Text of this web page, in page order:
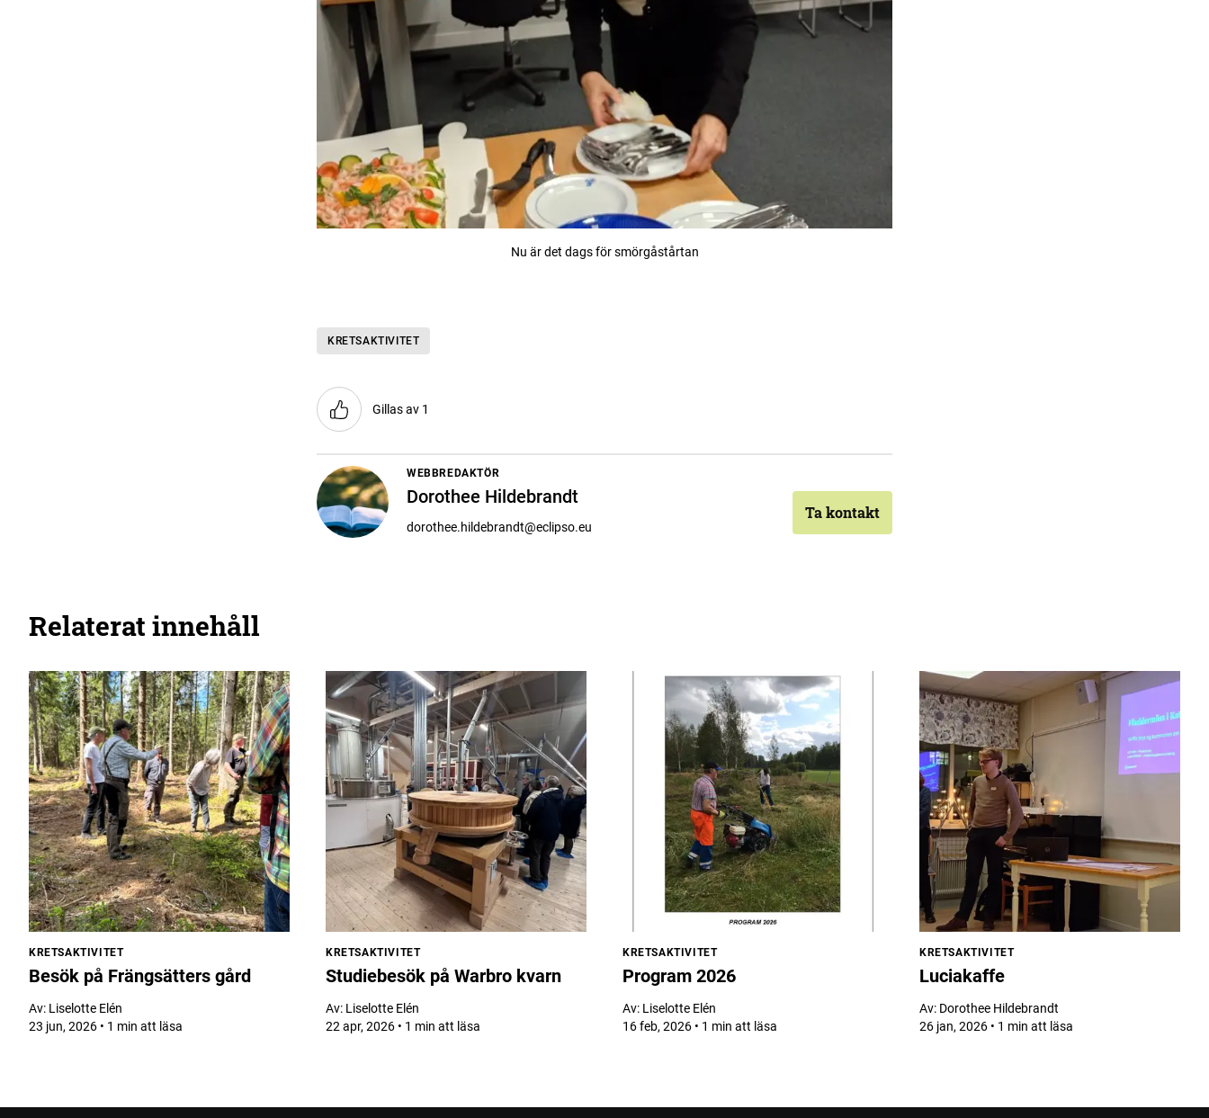
Nu är det dags för smörgåstårtan
KRETSAKTIVITET
Gillas av 1
WEBBREDAKTÖR
Dorothee Hildebrandt
dorothee.hildebrandt@eclipso.eu
Ta kontakt
Relaterat innehåll
KRETSAKTIVITET
Besök på Frängsätters gård
Av: Liselotte Elén
23 jun, 2026 • 1 min att läsa
KRETSAKTIVITET
Studiebesök på Warbro kvarn
Av: Liselotte Elén
22 apr, 2026 • 1 min att läsa
KRETSAKTIVITET
Program 2026
Av: Liselotte Elén
16 feb, 2026 • 1 min att läsa
KRETSAKTIVITET
Luciakaffe
Av: Dorothee Hildebrandt
26 jan, 2026 • 1 min att läsa